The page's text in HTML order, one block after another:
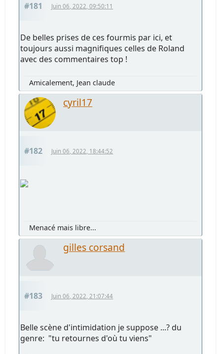
#181 Juin 06, 2022, 09:50:11
De belles prises de ces fourmis par ici, et
toujours aussi magnifiques celles de Roland
avec des commentaires top !
Amicalement, Jean claude
cyril17
#182 Juin 06, 2022, 18:44:52
Menacé mais libre...
gilles corsand
#183 Juin 06, 2022, 21:07:44
Belle scène d'intimidation je suppose ...? du
genre: "tu retournes d'où tu viens"